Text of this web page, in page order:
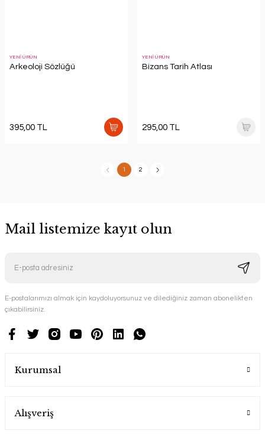
YENİ ÜRÜN
Arkeoloji Sözlüğü
395,00 TL
YENİ ÜRÜN
Bizans Tarih Atlası
295,00 TL
1 2
Mail listemize kayıt olun
E-postalarımızı almak için kaydoluyorsunuz ve dilediğiniz zaman abonelikten
çıkabilirsiniz.
Kurumsal
Alışveriş